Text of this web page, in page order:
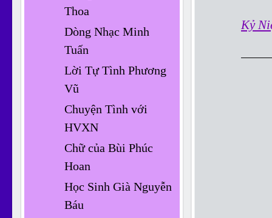
Kỷ
Thoa
Dòng Nhạc Minh
Tuấn
Lời Tự Tình Phương
Vũ
Chuyện Tình với
HVXN
Chữ của Bùi Phúc
Hoan
Học Sinh Già Nguyễn
Báu